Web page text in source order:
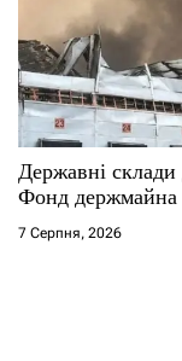
Державні склади
Фонд держмайна
7 Серпня, 2026